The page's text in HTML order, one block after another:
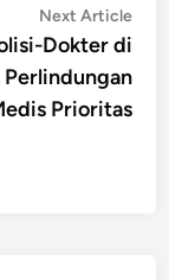
Next Article
Dokter di
Perlindungan
Prioritas